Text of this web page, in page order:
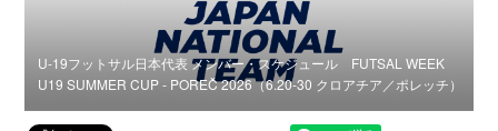
U-19フットサル日本代表 メンバー・スケジュール FUTSAL WEEK
U19 SUMMER CUP - POREČ 2026（6.20-30 クロアチア／ポレッチ）